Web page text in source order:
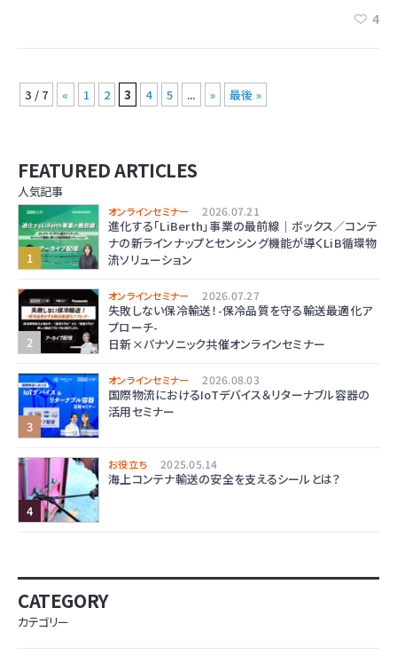
4
3 / 7 « 1 2 3 4 5 ... » 最後 »
FEATURED ARTICLES
人気記事
オンラインセミナー 2026.07.21
進化する「LiBerth」事業の最前線｜ボックス／コンテ
ナの新ラインナップとセンシング機能が導くLiB循環物
流ソリューション
オンラインセミナー 2026.07.27
失敗しない保冷輸送！-保冷品質を守る輸送最適化ア
プローチ-
日新×パナソニック共催オンラインセミナー
オンラインセミナー 2026.08.03
国際物流におけるIoTデバイス＆リターナブル容器の
活用セミナー
お役立ち 2025.05.14
海上コンテナ輸送の安全を支えるシールとは？
CATEGORY
カテゴリー